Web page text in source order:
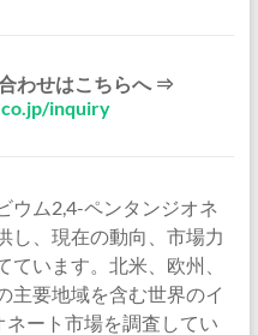
わせはこちらへ ⇒
inquiry
ウム2,4-ペンタンジオネ
し、現在の動向、市場力
います。北米、欧州、
主要地域を含む世界のイ
ート市場を調査してい